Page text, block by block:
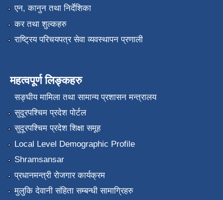
एन, कानुन तथा निर्देशिका
कर तथा शुल्कहरु
राष्ट्रिय परिचयपत्र सेवा व्यवस्थापन प्रणाली
महत्वपूर्ण लिङ्कहरु
सङ्‍घीय मामिला तथा सामान्य प्रशासन मन्त्रालय
सुदूरपश्चिम प्रदेश पोर्टल
सुदूरपश्चिम प्रदेश शिक्षा समूह
Local Level Demographic Profile
Shramsansar
प्रधानमन्त्री रोजगार कार्यक्रम
मुलुकि देवानी संहिता सम्बन्धी सामाग्रिहरु